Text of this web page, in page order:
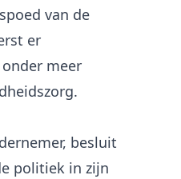
van de
er
meer
besluit
politiek in zijn